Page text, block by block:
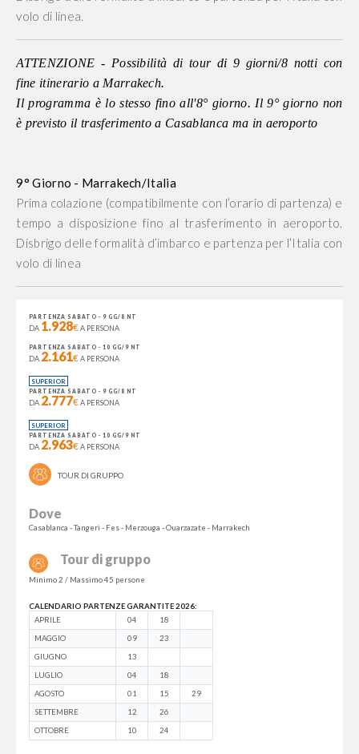
volo di linea.
ATTENZIONE - Possibilità di tour di 9 giorni/8 notti con
fine itinerario a Marrakech.
Il programma è lo stesso fino all'8° giorno. Il 9° giorno non
è previsto il trasferimento a Casablanca ma in aeroporto
9° Giorno - Marrakech/Italia
Prima colazione (compatibilmente con l’orario di partenza) e
tempo a disposizione fino al trasferimento in aeroporto.
Disbrigo delle formalità d’imbarco e partenza per l’Italia con
volo di linea
PARTENZA SABATO - 9 GG/8 NT
DA 1.928€A PERSONA
PARTENZA SABATO - 10 GG/9 NT
DA 2.161€A PERSONA
SUPERIOR
PARTENZA SABATO - 9 GG/8 NT
DA 2.777€A PERSONA
SUPERIOR
PARTENZA SABATO - 10 GG/9 NT
DA 2.963€A PERSONA
TOUR DI GRUPPO
Dove
Casablanca - Tangeri - Fes - Merzouga - Ouarzazate - Marrakech
Tour di gruppo
Minimo 2 / Massimo 45 persone
CALENDARIO PARTENZE GARANTITE 2026:
APRILE
04 18
MAGGIO 09 23
GIUGNO 13
LUGLIO 04 18
AGOSTO 01 15 29
SETTEMBRE 12 26
OTTOBRE 10 24